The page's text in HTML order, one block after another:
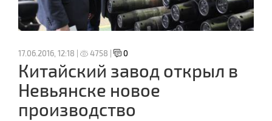
17.06.2016, 12:18 | 4758 | 0
Китайский завод открыл в
Невьянске новое
производство